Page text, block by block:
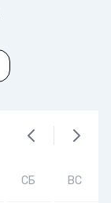
СБ ВС